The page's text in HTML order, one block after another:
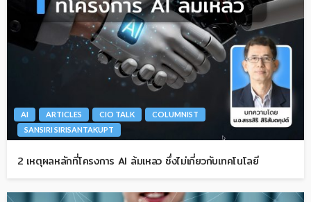
AI ARTICLES CIO TALK
COLUMNIST
SANSIRI SIRISANTAKUPT
2 เหตุผลหลักที่โครงการ AI ล้มเหลว ซึ่งไม่เกี่ยวกับเทคโนโลยี